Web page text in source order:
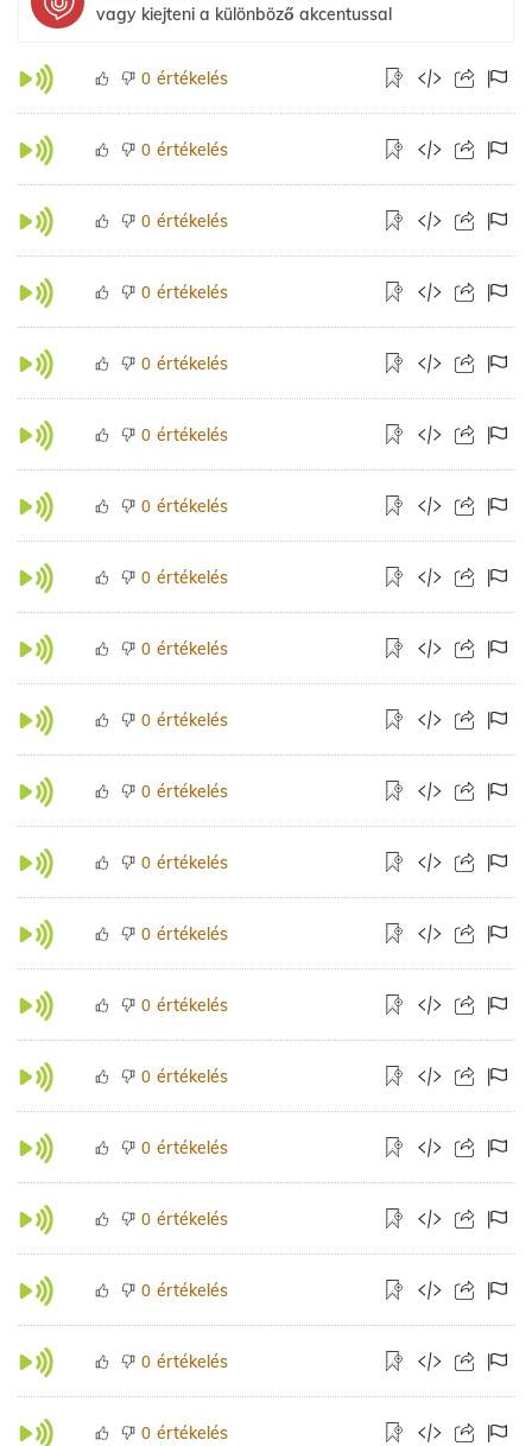
vagy kiejteni a különböző akcentussal
0 értékelés
0 értékelés
0 értékelés
0 értékelés
0 értékelés
0 értékelés
0 értékelés
0 értékelés
0 értékelés
0 értékelés
0 értékelés
0 értékelés
0 értékelés
0 értékelés
0 értékelés
0 értékelés
0 értékelés
0 értékelés
0 értékelés
0 értékelés